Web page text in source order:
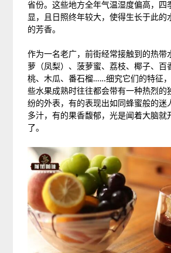
省份。这些地方全年气温湿度偏高，四
显，且日照终年较大，使得生长于此的
的芳香。
作为一名老广，前街经常接触到的热带
萝（凤梨）、菠萝蜜、荔枝、椰子、百
桃、木瓜、番石榴……细究它们的特征
些水果成熟时往往都会带有一种热烈的
纷的外表，有的表现出如同蜂蜜般的迷
多汁，有的果香馥郁，光是闻着大脑就
了。